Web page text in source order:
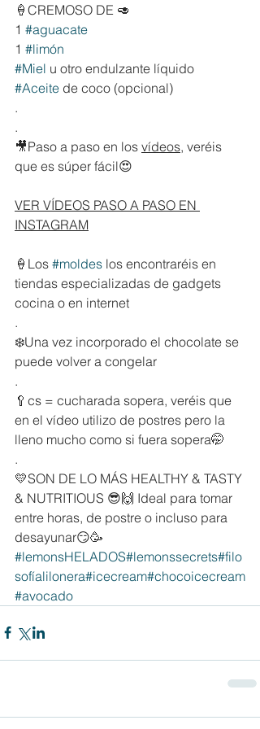
🍦CREMOSO DE 🥑
1 #aguacate
1 #limón
#Miel u otro endulzante líquido
#Aceite de coco (opcional)
.
.
🎥Paso a paso en los vídeos, veréis
que es súper fácil😍
VER VÍDEOS PASO A PASO EN
INSTAGRAM
🍦Los #moldes los encontraréis en
tiendas especializadas de gadgets
cocina o en internet
.
❄️Una vez incorporado el chocolate se
puede volver a congelar
.
🥄cs = cucharada sopera, veréis que
en el vídeo utilizo de postres pero la
lleno mucho como si fuera sopera🤭
.
💛SON DE LO MÁS HEALTHY & TASTY
& NUTRITIOUS 😎🙌 Ideal para tomar
entre horas, de postre o incluso para
desayunar😏🥳
#lemonsHELADOS#lemonssecrets#filo
sofíalilonera#icecream#chocoicecream
#avocado